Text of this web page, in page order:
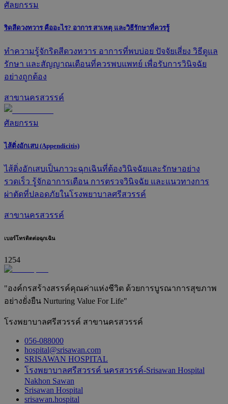
ศัลยกรรม
ริดสีดวงทวาร คืออะไร? อาการ สาเหตุ และวิธีรักษาที่ควรรู้
ทำความรู้จักริดสีดวงทวาร อาการที่พบบ่อย ปัจจัยเสี่ยง วิธีดูแล
รักษา และสัญญาณเตือนที่ควรพบแพทย์ เพื่อรับการวินิจฉัย
อย่างถูกต้อง
สาขานครสวรรค์
ศัลยกรรม
ไส้ติ่งอักเสบ (Appendicitis)
ไส้ติ่งอักเสบเป็นภาวะฉุกเฉินที่ต้องวินิจฉัยและรักษาอย่าง
รวดเร็ว รู้จักอาการเตือน การตรวจวินิจฉัย และแนวทางการ
ผ่าตัดที่ปลอดภัยในโรงพยาบาลศรีสวรรค์
สาขานครสวรรค์
เบอร์โทรติดต่อฉุกเฉิน
1254
"องค์กรสร้างสรรค์คุณค่าแห่งชีวิต ด้วยการบูรณาการสุขภาพ
อย่างยั่งยืน Nurturing Value For Life"
โรงพยาบาลศรีสวรรค์ สาขานครสวรรค์
056-088000
hospital@srisawan.com
SRISAWAN HOSPITAL
โรงพยาบาลศรีสวรรค์ นครสวรรค์-Srisawan Hospital
Nakhon Sawan
Srisawan Hospital
srisawan.hospital